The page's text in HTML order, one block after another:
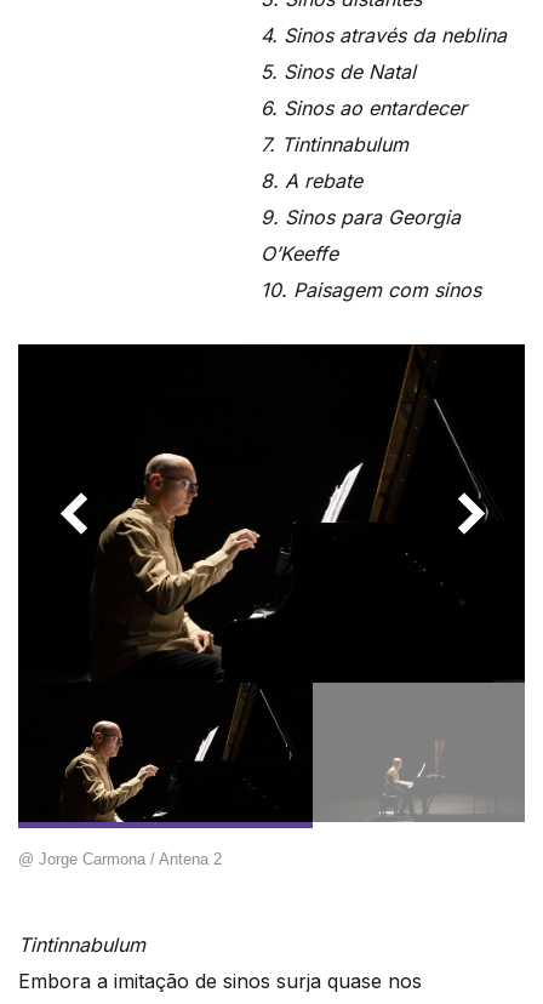
4. Sinos através da neblina
5. Sinos de Natal
6. Sinos ao entardecer
7. Tintinnabulum
8. A rebate
9. Sinos para Georgia
O’Keeffe
10. Paisagem com sinos
@ Jorge Carmona / Antena 2
Tintinnabulum
Embora a imitação de sinos surja quase nos